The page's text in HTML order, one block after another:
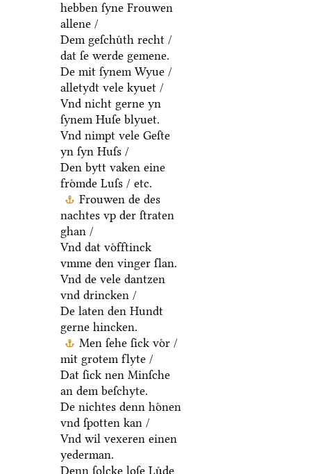
hebben ſyne Frouwen
allene /
Dem geſchuͤth recht /
dat ſe werde gemene.
De mit ſynem Wyue /
alletydt vele kyuet /
Vnd nicht gerne yn
ſynem Huſe blyuet.
Vnd nimpt vele Geſte
yn ſyn Huſs /
Den bytt vaken eine
froͤmde Luſs / etc.
Frouwen de des
nachtes vp der ſtraten
ghan /
Vnd dat voͤfftinck
vmme den vinger ſlan.
Vnd de vele dantzen
vnd drincken /
De laten den Hundt
gerne hincken.
Men ſehe ſick voͤr /
mit grotem flyte /
Dat ſick nen Minſche
an dem beſchyte.
De nichtes denn hoͤnen
vnd ſpotten kan /
Vnd wil vexeren einen
yederman.
Denn ſolcke loſe Luͤde